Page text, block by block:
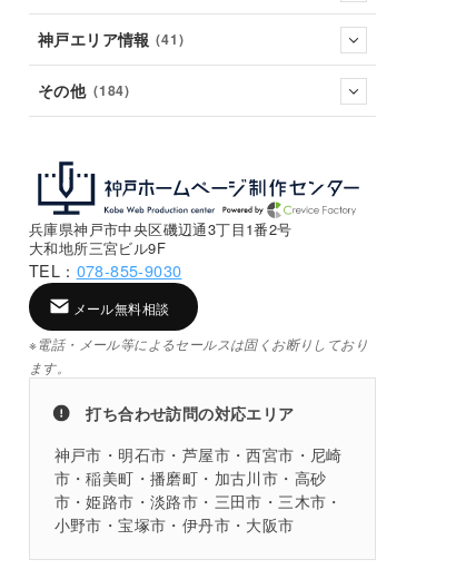
神戸エリア情報 (41)
その他 (184)
兵庫県神戸市中央区磯辺通3丁目1番2号
大和地所三宮ビル9F
TEL： 078-855-9030
メール無料相談
※電話・メール等によるセールスは固くお断りしており
ます。
打ち合わせ訪問の対応エリア
神戸市・明石市・芦屋市・西宮市・尼崎
市・稲美町・播磨町・加古川市・高砂
市・姫路市・淡路市・三田市・三木市・
小野市・宝塚市・伊丹市・大阪市